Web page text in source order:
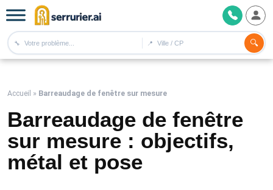
🔧 📍 🔍
Accueil » Barreaudage de fenêtre sur mesure
Barreaudage de fenêtre
sur mesure : objectifs,
métal et pose